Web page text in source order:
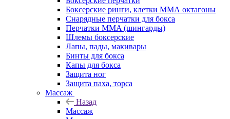
Боксерские ринги, клетки ММА октагоны
Снарядные перчатки для бокса
Перчатки MMA (шингарды)
Шлемы боксерские
Лапы, пады, макивары
Бинты для бокса
Капы для бокса
Защита ног
Защита паха, торса
Массаж
Назад
Массаж